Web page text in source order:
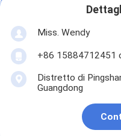
Miss. Wendy
+86 15884712451
Distretto di
Guangdong